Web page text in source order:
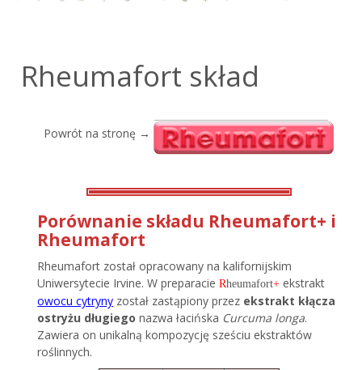
Rheumafort skład
Powrót na stronę →
Porównanie składu Rheumafort+ i
Rheumafort
Rheumafort został opracowany na kalifornijskim
Uniwersytecie Irvine. W preparacieRheumafort+ ekstrakt
owocu cytryny został zastąpiony przez ekstrakt kłącza
ostryżu długiego nazwa łacińska Curcuma longa.
Zawiera on unikalną kompozycję sześciu ekstraktów
roślinnych.